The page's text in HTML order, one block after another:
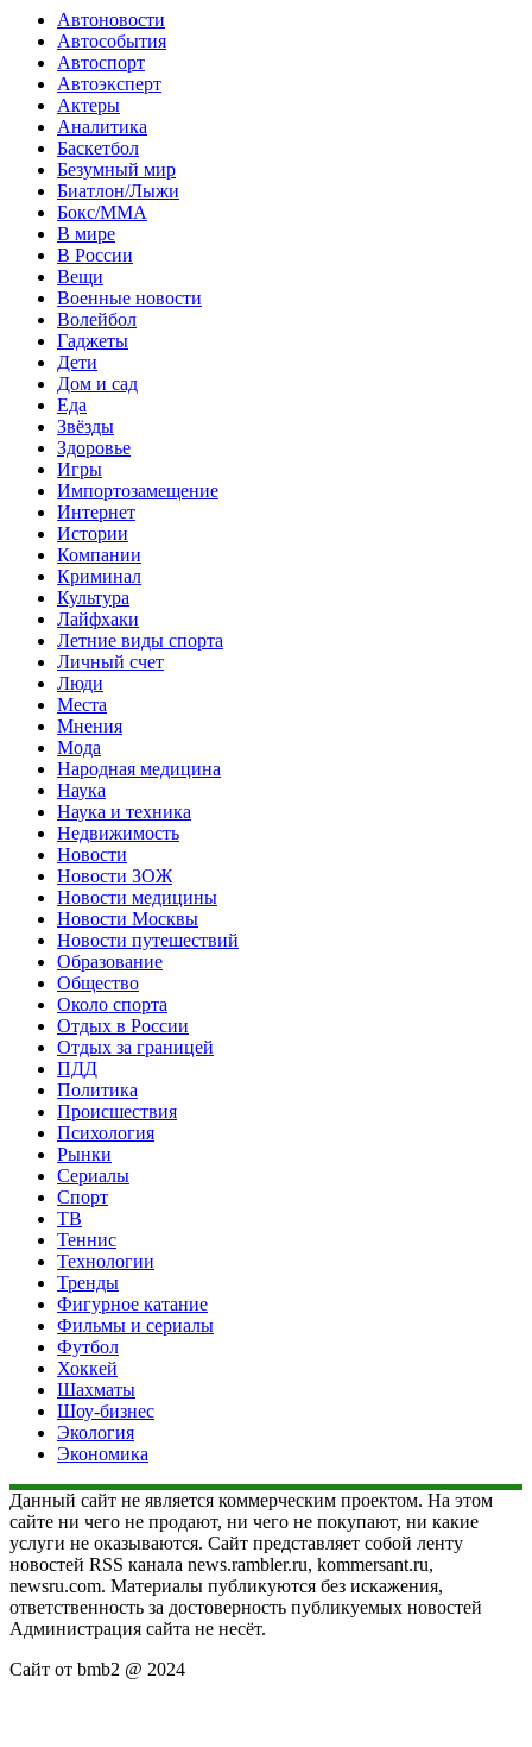
Автоновости
Автособытия
Автоспорт
Автоэксперт
Актеры
Аналитика
Баскетбол
Безумный мир
Биатлон/Лыжи
Бокс/MMA
В мире
В России
Вещи
Военные новости
Волейбол
Гаджеты
Дети
Дом и сад
Еда
Звёзды
Здоровье
Игры
Импортозамещение
Интернет
Истории
Компании
Криминал
Культура
Лайфхаки
Летние виды спорта
Личный счет
Люди
Места
Мнения
Мода
Народная медицина
Наука
Наука и техника
Недвижимость
Новости
Новости ЗОЖ
Новости медицины
Новости Москвы
Новости путешествий
Образование
Общество
Около спорта
Отдых в России
Отдых за границей
ПДД
Политика
Происшествия
Психология
Рынки
Сериалы
Спорт
ТВ
Теннис
Технологии
Тренды
Фигурное катание
Фильмы и сериалы
Футбол
Хоккей
Шахматы
Шоу-бизнес
Экология
Экономика
Данный сайт не является коммерческим проектом. На этом
сайте ни чего не продают, ни чего не покупают, ни какие
услуги не оказываются. Сайт представляет собой ленту
новостей RSS канала news.rambler.ru, kommersant.ru,
newsru.com. Материалы публикуются без искажения,
ответственность за достоверность публикуемых новостей
Администрация сайта не несёт.
Сайт от bmb2 @ 2024